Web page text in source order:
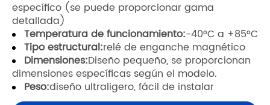
específico (se puede proporcionar gama
detallada)
Temperatura de funcionamiento:-40°C a +85°C
Tipo estructural:relé de enganche magnético
Dimensiones:Diseño pequeño, se proporcionan
dimensiones específicas según el modelo.
Peso:diseño ultraligero, fácil de instalar